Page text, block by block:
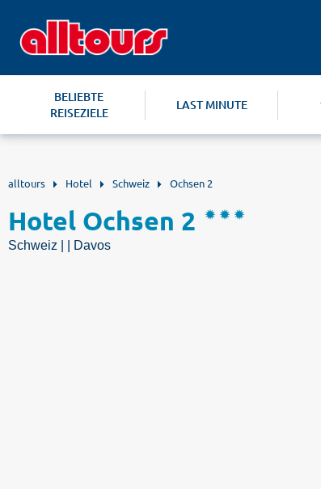
BELIEBTE
REISEZIELE
LAST MINUTE
alltours Hotel Schweiz Ochsen 2
Hotel Ochsen 2
Schweiz | | Davos